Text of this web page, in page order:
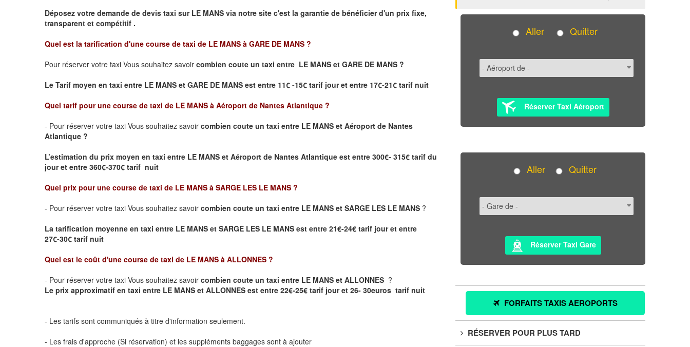
Déposez votre demande de devis taxi sur LE MANS via notre site c'est la garantie de bénéficier d'un prix fixe,
transparent et compétitif .
Quel est la tarification d'une course de taxi de LE MANS à GARE DE MANS ?
Pour réserver votre taxi Vous souhaitez savoir combien coute un taxi entre LE MANS et GARE DE MANS ?
Le Tarif moyen en taxi entre LE MANS et GARE DE MANS est entre 11€ -15€ tarif jour et entre 17€-21€ tarif nuit
Quel tarif pour une course de taxi de LE MANS à Aéroport de Nantes Atlantique ?
- Pour réserver votre taxi Vous souhaitez savoir combien coute un taxi entre LE MANS et Aéroport de Nantes
Atlantique ?
L’estimation du prix moyen en taxi entre LE MANS et Aéroport de Nantes Atlantique est entre 300€- 315€ tarif du
jour et entre 360€-370€ tarif nuit
Quel prix pour une course de taxi de LE MANS à SARGE LES LE MANS ?
- Pour réserver votre taxi Vous souhaitez savoir combien coute un taxi entre LE MANS et SARGE LES LE MANS ?
La tarification moyenne en taxi entre LE MANS et SARGE LES LE MANS est entre 21€-24€ tarif jour et entre
27€-30€ tarif nuit
Quel est le coût d'une course de taxi de LE MANS à ALLONNES ?
- Pour réserver votre taxi Vous souhaitez savoir combien coute un taxi entre LE MANS et ALLONNES ?
Le prix approximatif en taxi entre LE MANS et ALLONNES est entre 22€-25€ tarif jour et 26- 30euros tarif nuit
- Les tarifs sont communiqués à titre d'information seulement.
- Les frais d'approche (Si réservation) et les suppléments baggages sont à ajouter
Aller Quitter
Réserver Taxi Aéroport
Aller Quitter
Réserver Taxi Gare
FORFAITS TAXIS AEROPORTS
RÉSERVER POUR PLUS TARD